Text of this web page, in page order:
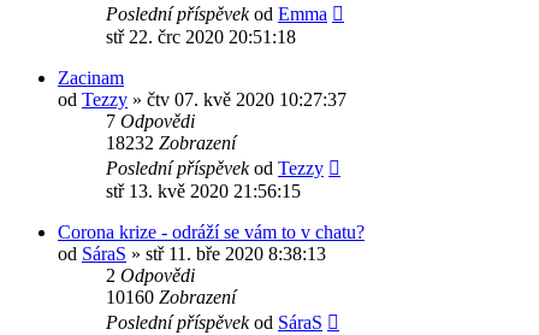
Poslední příspěvekod Emma
stř 22. črc 2020 20:51:18
Zacinam
od Tezzy » čtv 07. kvě 2020 10:27:37
7 Odpovědi
18232 Zobrazení
Poslední příspěvekod Tezzy
stř 13. kvě 2020 21:56:15
Corona krize - odráží se vám to v chatu?
od SáraS » stř 11. bře 2020 8:38:13
2 Odpovědi
10160 Zobrazení
Poslední příspěvekod SáraS